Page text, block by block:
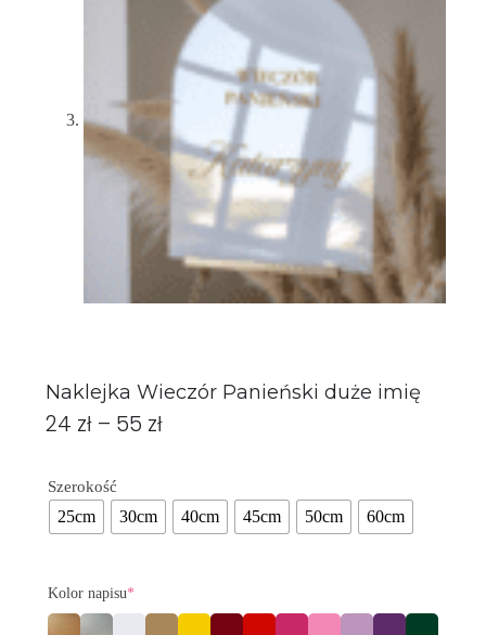
Naklejka Wieczór Panieński duże imię
24 zł – 55 zł
Szerokość
25cm 30cm 40cm 45cm 50cm 60cm
Kolor napisu*